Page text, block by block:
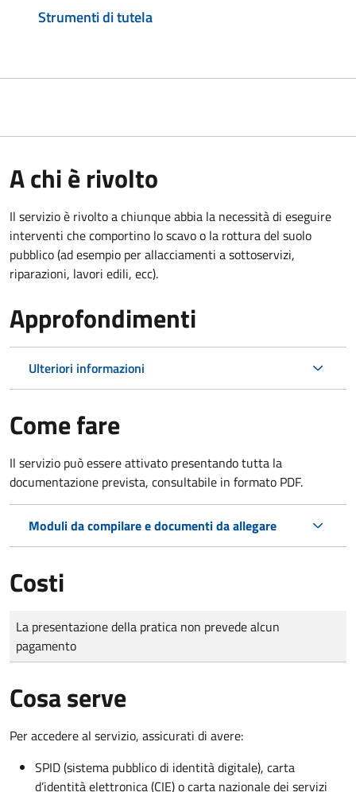
Strumenti di tutela
A chi è rivolto
Il servizio è rivolto a chiunque abbia la necessità di eseguire
interventi che comportino lo scavo o la rottura del suolo
pubblico (ad esempio per allacciamenti a sottoservizi,
riparazioni, lavori edili, ecc).
Approfondimenti
Ulteriori informazioni
Come fare
Il servizio può essere attivato presentando tutta la
documentazione prevista, consultabile in formato PDF.
Moduli da compilare e documenti da allegare
Costi
Tipo di pagamento
Importo
La presentazione della pratica non prevede alcun
pagamento
Cosa serve
Per accedere al servizio, assicurati di avere:
SPID (sistema pubblico di identità digitale), carta
d’identità elettronica (CIE) o carta nazionale dei servizi